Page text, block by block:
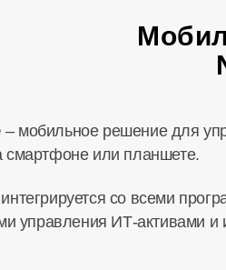
– мобильное решение для
или планшете.
со всеми
управления ИТ-активами